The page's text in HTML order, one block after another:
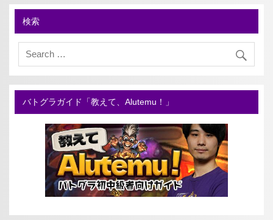
検索
バトグラガイド「教えて、Alutemu！」